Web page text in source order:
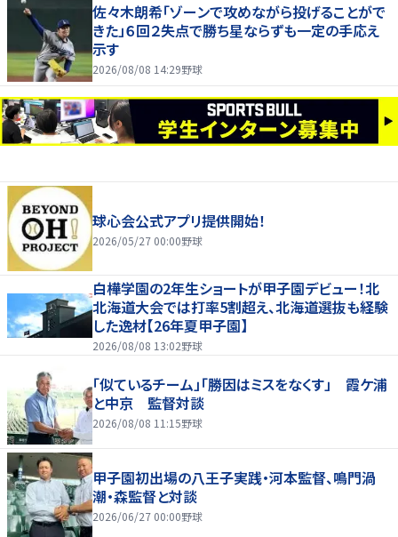
佐々木朗希「ゾーンで攻めながら投げることがで
きた」６回２失点で勝ち星ならずも一定の手応え
示す
2026/08/08 14:29野球
球心会公式アプリ提供開始！
2026/05/27 00:00野球
白樺学園の2年生ショートが甲子園デビュー！北
北海道大会では打率5割超え、北海道選抜も経験
した逸材【26年夏甲子園】
2026/08/08 13:02野球
「似ているチーム」「勝因はミスをなくす」 霞ケ浦
と中京 監督対談
2026/08/08 11:15野球
甲子園初出場の八王子実践・河本監督、鳴門渦
潮・森監督と対談
2026/06/27 00:00野球